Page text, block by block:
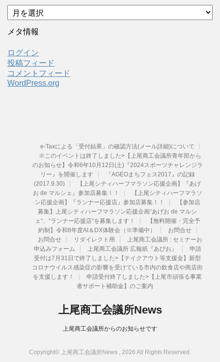
ア
ー
カ
ブ
メタ情報
ログイン
投稿フィード
コメントフィード
WordPress.org
e-Taxによる「受付結果」の確認方法(メール詳細)について
※このイベントは終了しました>【上尾商工会議所青年部から
のお知らせ】令和6年10月12日(土)『2024スポーツチャレンジラ
リー』を開催します
『AGEOまちフェス2017』の記録
(2017.9.30)
【上尾シティハーフマラソン応援企画】『あげ
お de マルシェ』参加店募集！！
【上尾シティハーフマラソ
ン応援企画】『ランナー応援店』参加店募集！！
【参加店
募集】上尾シティハーフマラソン応援企画“あげお de マルシ
ェ“、“ランナー応援店“を募集します！
【無料開催・完全予
約制】令和8年度AI＆DX体験会（※準備中）
お問合せ
お問合せ
リダイレクト用
上尾商工会議所 : セミナーお
申込みフォーム
上尾商工会議所 広報紙『あぴお』
申請
受付は7月31日で終了しました>【テイクアウト等支援金】新型
コロナウイルス感染症の影響を受けている市内の飲食店や商店街
を支援します！
申請受付終了しました>【上尾市頑張る事業
者サポート補助金】のご案内
上尾商工会議所News
上尾商工会議所からのお知らせです
Copyright© 上尾商工会議所News , 2026 All Rights Reserved.